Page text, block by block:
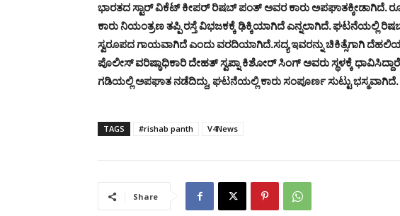
ಭಾರತದ ಸ್ಟಾರ್ ವಿಕೆಟ್ ಕೀಪರ್ ರಿಷಬ್ ಪಂತ್ ಅವರ ಕಾರು ಅಪಘಾತಕ್ಕೀಡಾಗಿದೆ.
ಕಾರು ನಿಯಂತ್ರಣ ತಪ್ಪಿ ರಸ್ತೆ ವಿಭಜಕಕ್ಕೆ ಢಿಕ್ಕಿಯಾಗಿದೆ ಎನ್ನಲಾಗಿದೆ. ಘಟನೆಯಲ್ಲಿ
ಸ್ವರೂಪದ ಗಾಯವಾಗಿದೆ ಎಂದು ವರದಿಯಾಗಿದೆ.ಸದ್ಯ ಇವರನ್ನು ಚಿಕಿತ್ಸೆಗಾಗಿ
ಪೊಲೀಸ್ ವರಿಷ್ಠಾಧಿಕಾರಿ ದೇಹತ್ ಸ್ವಪ್ನಾ ಕಿಶೋರ್ ಸಿಂಗ್ ಅವರು ಸ್ಥಳಕ್ಕೆ
ಗಡಿಯಲ್ಲಿ ಅಪಘಾತ ನಡೆದಿದ್ದು, ಘಟನೆಯಲ್ಲಿ ಕಾರು ಸಂಪೂರ್ಣ ಸುಟ್ಟು ಭಸ್ಮವಾಗಿದೆ.
TAGS #rishab panth V4News
Share